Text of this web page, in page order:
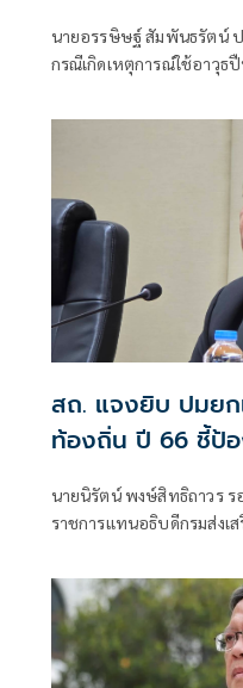
นายอรรษิษฐ์ สัมพันธรัตน์ ป
กรณีเกิดเหตุการณ์ใช้อาวุ
นายอนุทิน ชาญวีรกูล นายก
การยกระดับมาตรการรัก
เพื่อป้องกันมิให้เกิดเหตุกา
สถ. แจงยิบ ปมยก
ท้องถิ่น ปี 66 ชี้ป้
นายนิรัตน์ พงษ์สิทธิถาวร ร
ราชการแทนอธิบดีกรมส่งเ
การจัดสอบแข่งขันเพื่อบร
ส่วนท้องถิ่นประจำปี 2566​